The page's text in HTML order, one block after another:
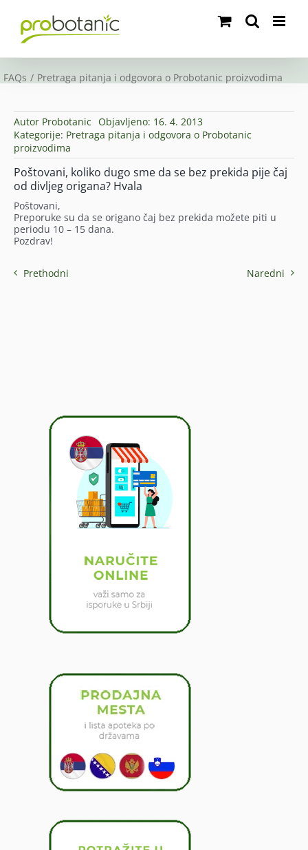
content
FAQs Pretraga pitanja i odgovora o Probotanic proizvodima
Autor Probotanic Objavljeno: 16. 4. 2013
Kategorije: Pretraga pitanja i odgovora o Probotanic
proizvodima
Poštovani, koliko dugo sme da se bez prekida pije čaj
od divljeg origana? Hvala
Poštovani,
Preporuke su da se origano čaj bez prekida možete piti u
periodu 10 – 15 dana.
Pozdrav!
Prethodni Naredni